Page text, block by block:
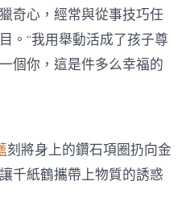
奇心，經常與從事技巧任
。“我用舉動活成了孩子尊
個你，這是件多么幸福的
刻將身上的鑽石項圈扔向金
千紙鶴攜帶上物質的誘惑